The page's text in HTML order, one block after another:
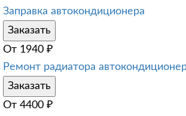
Заправка автокондиционера
Заказать
От 1940 ₽
Ремонт радиатора
Заказать
От 4400 ₽